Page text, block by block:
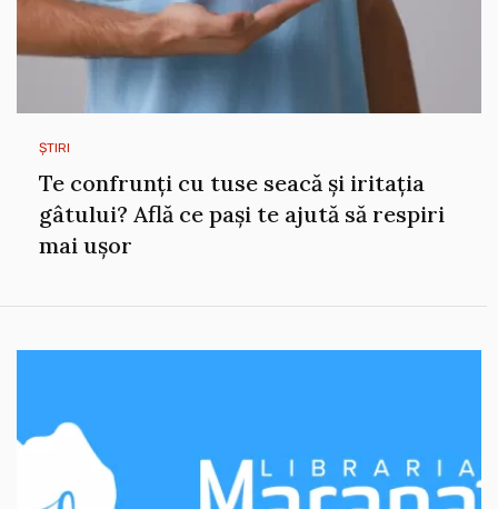
ȘTIRI
Te confrunți cu tuse seacă și iritația
gâtului? Află ce pași te ajută să respiri
mai ușor